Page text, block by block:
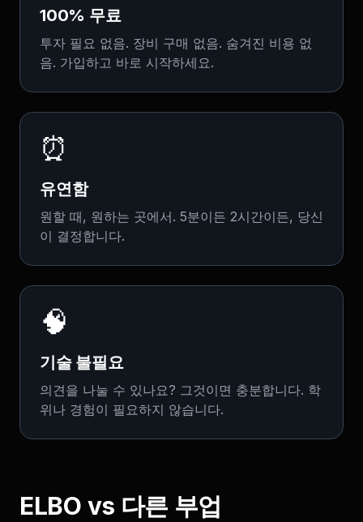
100% 무료
투자 필요 없음. 장비 구매 없음. 숨겨진 비용 없
음. 가입하고 바로 시작하세요.
⏰
유연함
원할 때, 원하는 곳에서. 5분이든 2시간이든, 당신
이 결정합니다.
🧠
기술 불필요
의견을 나눌 수 있나요? 그것이면 충분합니다. 학
위나 경험이 필요하지 않습니다.
ELBO vs 다른 부업